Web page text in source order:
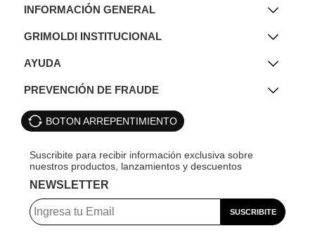
INFORMACIÓN GENERAL
GRIMOLDI INSTITUCIONAL
AYUDA
PREVENCIÓN DE FRAUDE
BOTON ARREPENTIMIENTO
NEWSLETTER